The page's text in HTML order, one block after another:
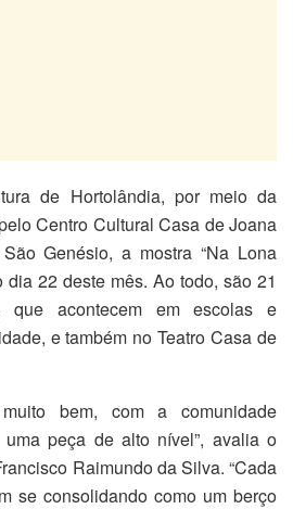
de Hortolândia, por meio da
Centro Cultural Casa de Joana
Genésio, a mostra “Na Lona
dia 22 deste mês. Ao todo, são 21
que acontecem em escolas e
e também no Teatro Casa de
bem, com a comunidade
uma peça de alto nível”, avalia o
Raimundo da Silva. “Cada
se consolidando como um berço